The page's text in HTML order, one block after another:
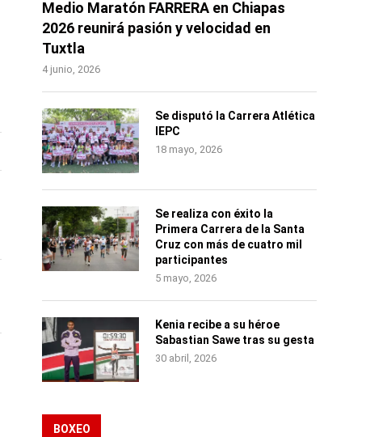
Medio Maratón FARRERA en Chiapas
2026 reunirá pasión y velocidad en
Tuxtla
4 junio, 2026
Se disputó la Carrera Atlética
IEPC
18 mayo, 2026
Se realiza con éxito la
Primera Carrera de la Santa
Cruz con más de cuatro mil
participantes
5 mayo, 2026
Kenia recibe a su héroe
Sabastian Sawe tras su gesta
30 abril, 2026
BOXEO